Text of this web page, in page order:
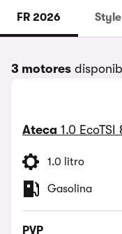
FR 2026
3 motores
Ateca 1.0 EcoTSI
1.0 litro
Gasolina
PVP